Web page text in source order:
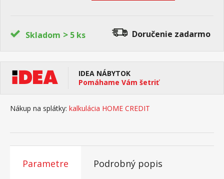
Skladom > 5 ks Doručenie zadarmo
IDEA NÁBYTOK
Pomáhame Vám šetriť
Nákup na splátky: kalkulácia HOME CREDIT
Parametre Podrobný popis